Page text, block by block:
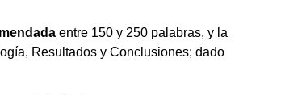
entre 150 y 250 palabras, y la
Resultados y Conclusiones; dado